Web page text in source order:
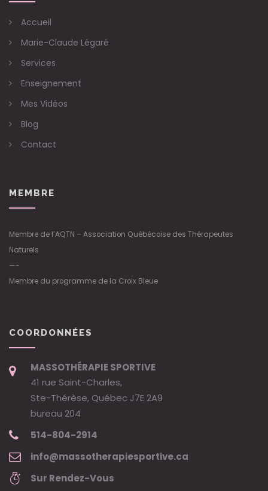
Accueil
Marie-Claude Légaré
Services
Enseignement
Mes Vidéos
Blog
Contact
MEMBRE
Membre de l’AQTN – Association Québécoise des Thérapeutes
Naturels
—-
Membre du programme de la Croix Bleue
COORDONNÉES
MASSOTHÉRAPIE SPORTIVE
41 rue Saint-Charles,
Ste-Thérèse, Québec J7E 2A9
bureau 204
514-804-2914
info@massotherapiesportive.ca
Sur Rendez-Vous